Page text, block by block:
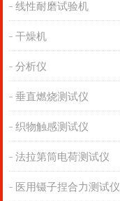
线性耐磨试验机
干燥机
分析仪
垂直燃烧测试仪
织物触感测试仪
法拉第筒电荷测试仪
医用镊子捏合力测试仪